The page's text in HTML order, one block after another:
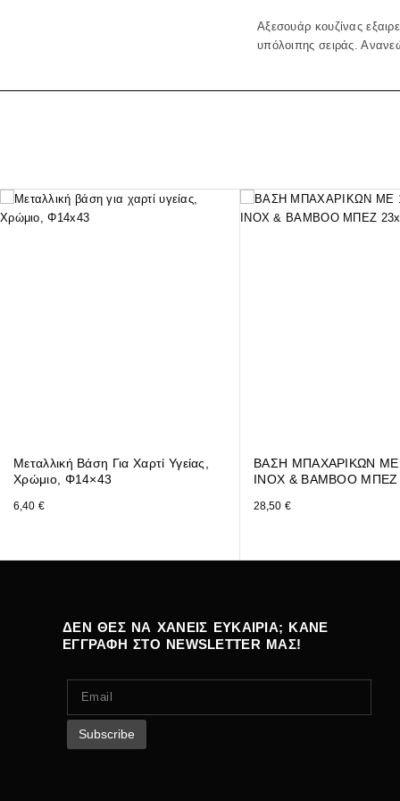
Αξεσουάρ κουζίνας
υπόλοιπης σειράς.
Μεταλλική Βάση Για Χαρτί Υγείας,
Χρώμιο, Φ14×43
6,40 €
ΒΑΣΗ ΜΠΑΧΑΡΙΚΩΝ ΜΕ
INOX & BAMBOO ΜΠΕΖ
28,50 €
ΔΕΝ ΘΕΣ ΝΑ ΧΑΝΕΙΣ ΕΥΚΑΙΡΙΑ; ΚΑΝΕ
ΕΓΓΡΑΦΗ ΣΤΟ NEWSLETTER ΜΑΣ!